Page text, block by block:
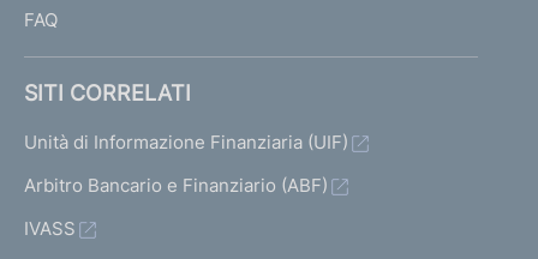
FAQ
SITI CORRELATI
Unità di Informazione Finanziaria (UIF)
Arbitro Bancario e Finanziario (ABF)
IVASS